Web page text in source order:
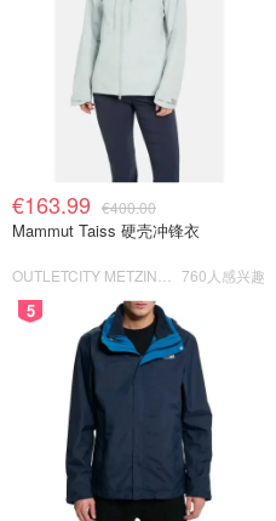
€163.99 €400.00
Mammut Taiss 硬壳冲锋衣
760人感兴趣
5